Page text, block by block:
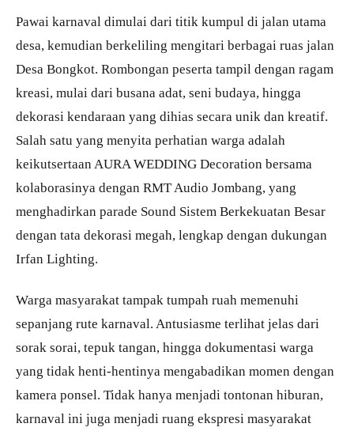
Pawai karnaval dimulai dari titik kumpul di jalan utama
desa, kemudian berkeliling mengitari berbagai ruas jalan
Desa Bongkot. Rombongan peserta tampil dengan ragam
kreasi, mulai dari busana adat, seni budaya, hingga
dekorasi kendaraan yang dihias secara unik dan kreatif.
Salah satu yang menyita perhatian warga adalah
keikutsertaan AURA WEDDING Decoration bersama
kolaborasinya dengan RMT Audio Jombang, yang
menghadirkan parade Sound Sistem Berkekuatan Besar
dengan tata dekorasi megah, lengkap dengan dukungan
Irfan Lighting.
Warga masyarakat tampak tumpah ruah memenuhi
sepanjang rute karnaval. Antusiasme terlihat jelas dari
sorak sorai, tepuk tangan, hingga dokumentasi warga
yang tidak henti-hentinya mengabadikan momen dengan
kamera ponsel. Tidak hanya menjadi tontonan hiburan,
karnaval ini juga menjadi ruang ekspresi masyarakat